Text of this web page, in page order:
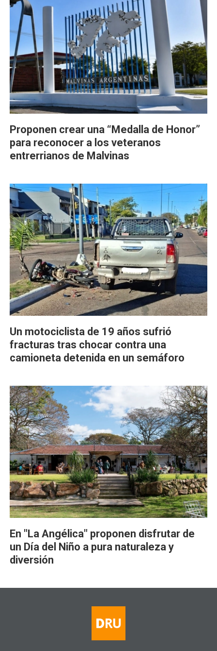
Proponen crear una “Medalla de Honor”
para reconocer a los veteranos
entrerrianos de Malvinas
Un motociclista de 19 años sufrió
fracturas tras chocar contra una
camioneta detenida en un semáforo
En "La Angélica" proponen disfrutar de
un Día del Niño a pura naturaleza y
diversión